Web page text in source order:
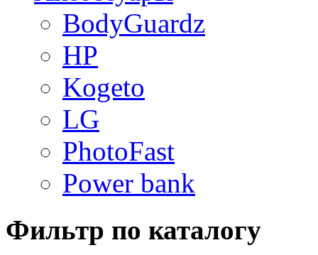
BodyGuardz
HP
Kogeto
LG
PhotoFast
Power bank
Фильтр по каталогу